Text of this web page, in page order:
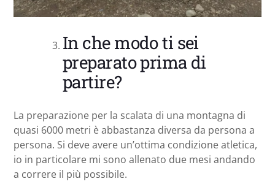
In che modo ti sei
preparato prima di
partire?
La preparazione per la scalata di una montagna di
quasi 6000 metri è abbastanza diversa da persona a
persona. Si deve avere un’ottima condizione atletica,
io in particolare mi sono allenato due mesi andando
a correre il più possibile.